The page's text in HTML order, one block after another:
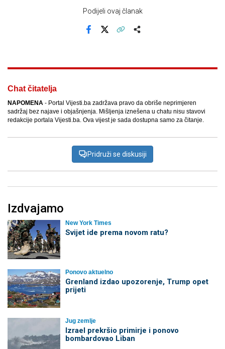
Podijeli ovaj članak
Chat čitatelja
NAPOMENA - Portal Vijesti.ba zadržava pravo da obriše neprimjeren
sadržaj bez najave i objašnjenja. Mišljenja iznešena u chatu nisu stavovi
redakcije portala Vijesti.ba. Ova vijest je sada dostupna samo za čitanje.
Pridruži se diskusiji
Izdvajamo
New York Times
Svijet ide prema novom ratu?
Ponovo aktuelno
Grenland izdao upozorenje, Trump opet
prijeti
Jug zemlje
Izrael prekršio primirje i ponovo
bombardovao Liban